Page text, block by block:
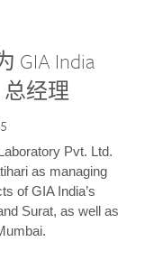
GIA India
总经理
Pvt. Ltd.
as managing
of GIA India’s
Surat, as well as